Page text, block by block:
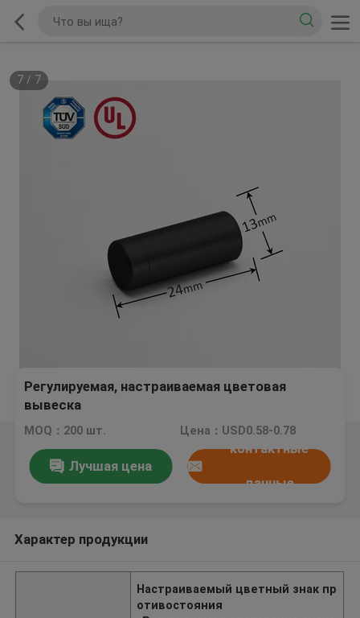
7/ 7
Регулируемая, настраиваемая цветовая
вывеска
MOQ：200 шт. Цена：USD0.58-0.78
Лучшая цена
контактные
данные
Характер продукции
Настраиваемый цветный знак пр
отивостояния